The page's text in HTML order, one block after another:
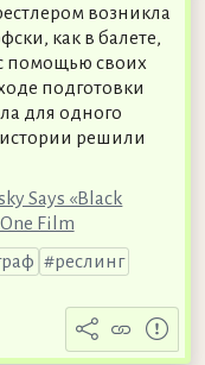
возникла
как в балете,
помощью своих
подготовки
для одного
решили
Says «Black
Film
реслинг